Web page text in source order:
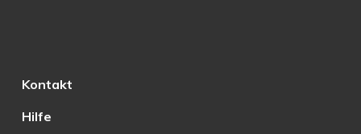
Kontakt
Hilfe